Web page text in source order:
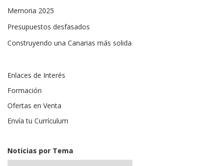
Memoria 2025
Presupuestos desfasados
Construyendo una Canarias más solida
Enlaces de Interés
Formación
Ofertas en Venta
Envía tu Currículum
Noticias por Tema